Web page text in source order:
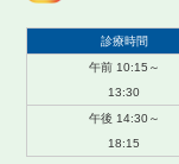
診療時間
午前 10:15～
13:30
午後 14:30～
18:15